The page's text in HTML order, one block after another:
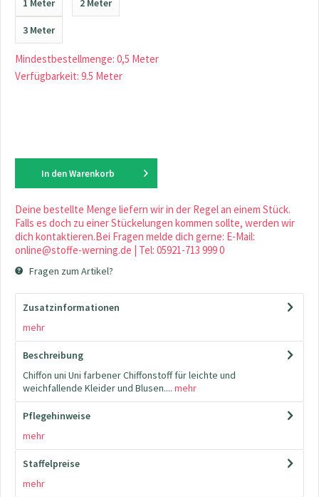
1 Meter 2 Meter
3 Meter
Mindestbestellmenge: 0,5 Meter
Verfügbarkeit: 9.5 Meter
In den Warenkorb
Deine bestellte Menge liefern wir in der Regel an einem Stück.
Falls es doch zu einer Stückelungen kommen sollte, werden wir
dich kontaktieren.Bei Fragen melde dich gerne: E-Mail:
online@stoffe-werning.de | Tel: 05921-713 999 0
Fragen zum Artikel?
Zusatzinformationen
mehr
Beschreibung
Chiffon uni Uni farbener Chiffonstoff für leichte und
weichfallende Kleider und Blusen.... mehr
Pflegehinweise
mehr
Staffelpreise
mehr